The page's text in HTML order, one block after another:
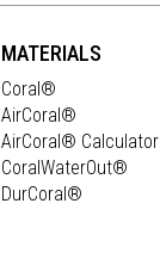
MATERIALS
Coral®
AirCoral®
AirCoral® Calculator
CoralWaterOut®
DurCoral®